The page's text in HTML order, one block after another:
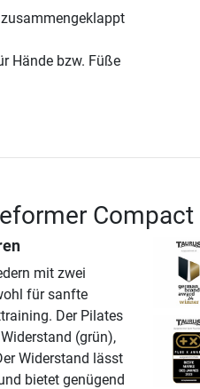
Hände bzw. Füße
Compact
mit zwei
für sanfte
Der Pilates
(grün),
Widerstand lässt
bietet genügend